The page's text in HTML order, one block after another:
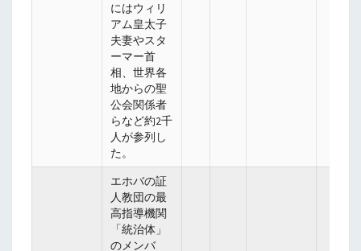
にはウィリ
アム皇太子
夫妻やスタ
ーマー首
相、世界各
地からの聖
公会関係者
らなど約2千
人が参列し
た。
エホバの証
人教団の最
高指導機関
「統治体」
のメンバ